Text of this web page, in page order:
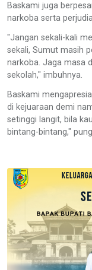
Baskami juga
narkoba serta
"Jangan sekali-kali
sekali, Sumut masih
narkoba. Jaga masa
sekolah," imbuhnya.
Baskami
di kejuaraan demi
setinggi langit, bila
bintang-bintang,"